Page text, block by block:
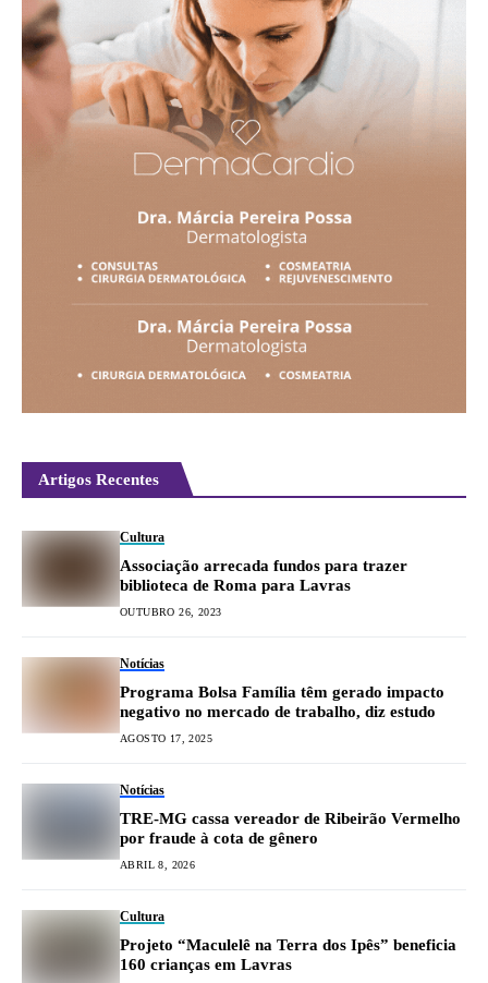
Artigos Recentes
Cultura
Associação arrecada fundos para trazer
biblioteca de Roma para Lavras
OUTUBRO 26, 2023
Notícias
Programa Bolsa Família têm gerado impacto
negativo no mercado de trabalho, diz estudo
AGOSTO 17, 2025
Notícias
TRE-MG cassa vereador de Ribeirão Vermelho
por fraude à cota de gênero
ABRIL 8, 2026
Cultura
Projeto “Maculelê na Terra dos Ipês” beneficia
160 crianças em Lavras